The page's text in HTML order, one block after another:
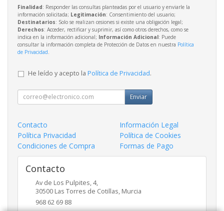
Finalidad: Responder las consultas planteadas por el usuario y enviarle la
información solicitada; Legitimación: Consentimiento del usuario;
Destinatarios: Solo se realizan cesiones si existe una obligación legal;
Derechos: Acceder, rectificar y suprimir, así como otros derechos, como se
indica en la información adicional; Información Adicional: Puede
consultar la información completa de Protección de Datos en nuestra Política
de Privacidad
He leído y acepto la Política de Privacidad.
Enviar
Contacto
Información Legal
Política Privacidad
Política de Cookies
Condiciones de Compra
Formas de Pago
Contacto
Av de Los Pulpites, 4,
30500 Las Torres de Cotillas, Murcia
968 62 69 88